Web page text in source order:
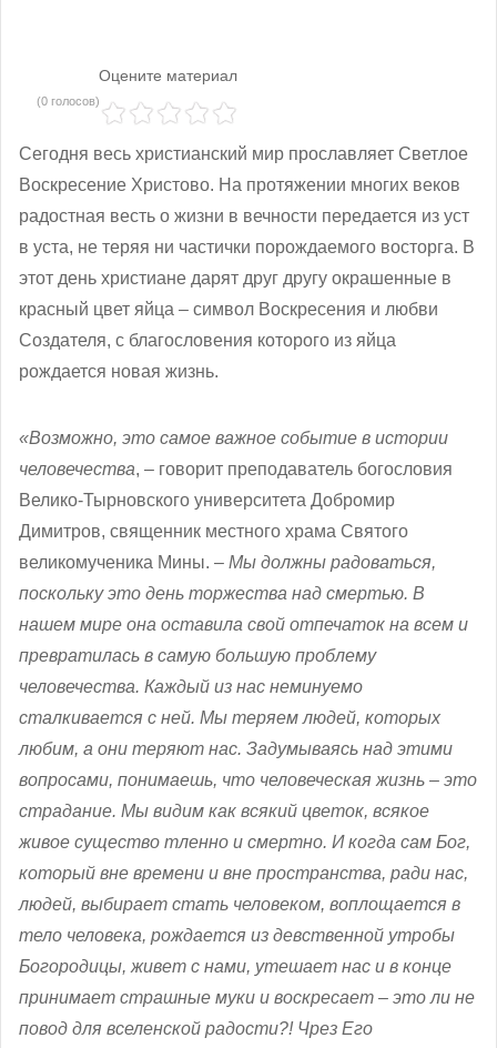
Оцените материал
(0 голосов)
Сегодня весь христианский мир прославляет Светлое
Воскресение Христово. На протяжении многих веков
радостная весть о жизни в вечности передается из уст
в уста, не теряя ни частички порождаемого восторга. В
этот день христиане дарят друг другу окрашенные в
красный цвет яйца – символ Воскресения и любви
Создателя, с благословения которого из яйца
рождается новая жизнь.
«Возможно, это самое важное событие в истории
человечества, – говорит преподаватель богословия
Велико-Тырновского университета Добромир
Димитров, священник местного храма Святого
великомученика Мины. – Мы должны радоваться,
поскольку это день торжества над смертью. В
нашем мире она оставила свой отпечаток на всем и
превратилась в самую большую проблему
человечества. Каждый из нас неминуемо
сталкивается с ней. Мы теряем людей, которых
любим, а они теряют нас. Задумываясь над этими
вопросами, понимаешь, что человеческая жизнь – это
страдание. Мы видим как всякий цветок, всякое
живое существо тленно и смертно. И когда сам Бог,
который вне времени и вне пространства, ради нас,
людей, выбирает стать человеком, воплощается в
тело человека, рождается из девственной утробы
Богородицы, живет с нами, утешает нас и в конце
принимает страшные муки и воскресает – это ли не
повод для вселенской радости?! Чрез Его